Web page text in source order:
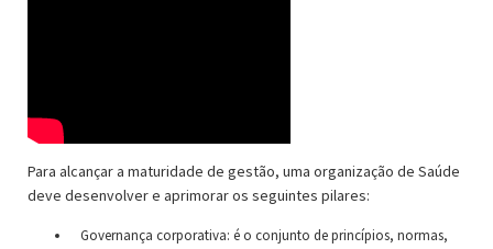
Para alcançar a maturidade de gestão, uma organização de Saúde
deve desenvolver e aprimorar os seguintes pilares:
Governança corporativa: é o conjunto de princípios, normas,